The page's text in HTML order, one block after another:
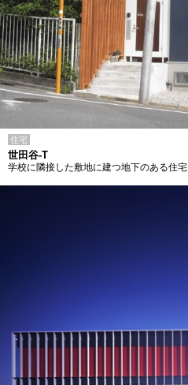
住宅
世田谷-T
学校に隣接した敷地に建つ地下のある住宅